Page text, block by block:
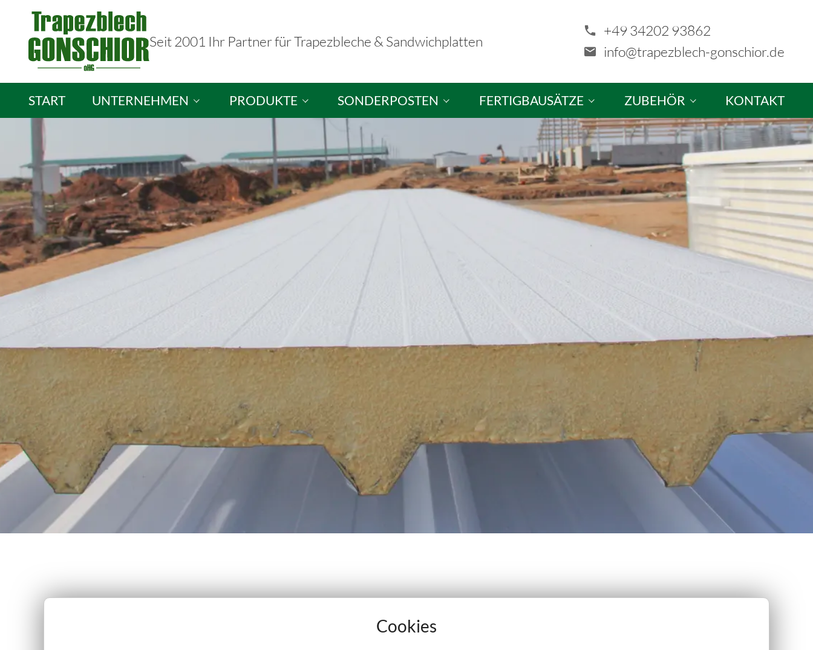
Seit 2001 Ihr Partner für Trapezbleche & Sandwichplatten
+49 34202 93862
info@trapezblech-gonschior.de
START UNTERNEHMEN
Ihre Ansprechpartner
Stellenangebote
PRODUKTE
Sandwichplatten
Isopaneele
Brandschutzplatten
Torpaneele
SONDERPOSTEN
Sandwichplatten / Dachplatten
Sandwichelemente / Wandplatten
FERTIGBAUSÄTZE
Fertigbausätze & Sonderanfertigungen
Musterausstellung
ZUBEHÖR
Schrauben
Profilfüller & Kantprofile
KONTAKT
Isopaneele in Aschaffenburg
Cookies